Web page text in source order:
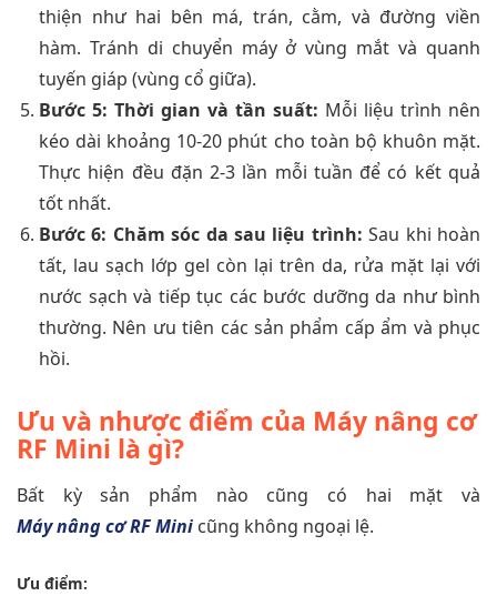
thiện như hai bên má, trán, cằm, và đường viền
hàm. Tránh di chuyển máy ở vùng mắt và quanh
tuyến giáp (vùng cổ giữa).
Bước 5: Thời gian và tần suất: Mỗi liệu trình nên
kéo dài khoảng 10-20 phút cho toàn bộ khuôn mặt.
Thực hiện đều đặn 2-3 lần mỗi tuần để có kết quả
tốt nhất.
Bước 6: Chăm sóc da sau liệu trình: Sau khi hoàn
tất, lau sạch lớp gel còn lại trên da, rửa mặt lại với
nước sạch và tiếp tục các bước dưỡng da như bình
thường. Nên ưu tiên các sản phẩm cấp ẩm và phục
hồi.
Ưu và nhược điểm của Máy nâng cơ
RF Mini là gì?
Bất kỳ sản phẩm nào cũng có hai mặt và
Máy nâng cơ RF Mini cũng không ngoại lệ.
Ưu điểm: